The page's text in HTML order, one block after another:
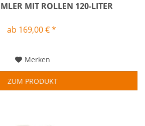
MIT ROLLEN 120-LITER
ab 169,00 € *
Merken
ZUM PRODUKT